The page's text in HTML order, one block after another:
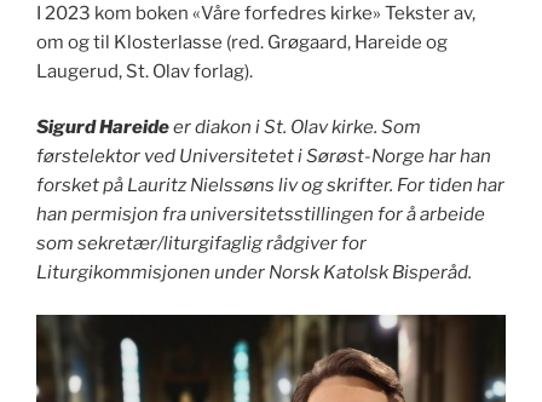
I 2023 kom boken «Våre forfedres kirke» Tekster av,
om og til Klosterlasse (red. Grøgaard, Hareide og
Laugerud, St. Olav forlag).
Sigurd Hareideer diakon i St. Olav kirke. Som
førstelektor ved Universitetet i Sørøst-Norge har han
forsket på Lauritz Nielssøns liv og skrifter. For tiden har
han permisjon fra universitetsstillingen for å arbeide
som sekretær/liturgifaglig rådgiver for
Liturgikommisjonen under Norsk Katolsk Bisperåd.